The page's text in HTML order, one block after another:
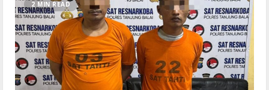
2 MIN READ